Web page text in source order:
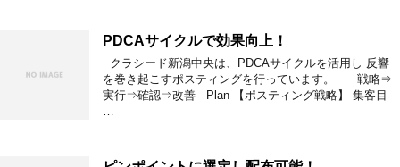
PDCAサイクルで効果向上！
クラシード新潟中央は、PDCAサイクルを活用し 反響
を巻き起こすポスティングを行っています。 戦略⇒
実行⇒確認⇒改善 Plan 【ポスティング戦略】 集客目